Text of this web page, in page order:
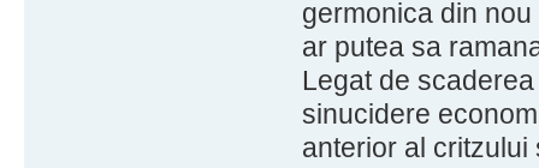
germonica din
ar putea sa
Legat de
sinucidere
anterior al critzului